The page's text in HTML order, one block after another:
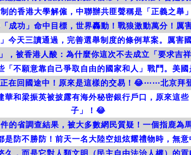
的香港大學解僱，中聯辦共匪聲稱是「正義之舉
成功」命中目標，世界轟動！戰狼激動萬分！厲
今天三讀通過，完善選舉制度的條例草案。厲害
，被香港人酸：為什麼你這次不去成立「要求吉
「不願意靠自己爭取自由的國家和人」戰鬥。美國
在回國途中！原來是這樣的交易！😂⋯⋯北京拜
華和梁振英被披露有海外秘密銀行戶口，原來這
子」！😂
的省調查結果，被大多數網民質疑！一個指鹿為
防不勝防！前天一名大陸空姐炫耀禮物時，無意
，而是它對人類文明（民主自由法治人權）的